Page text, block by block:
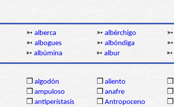
➳ alberca ➳ albérchigo ➳
➳ albogues ➳ albóndiga ➳
➳ albúmina ➳ albur ➳
❒ algodón ❒ aliento ❒
❒ ampuloso ❒ anafre ❒
❒ antiperístasis ❒ Antropoceno ❒